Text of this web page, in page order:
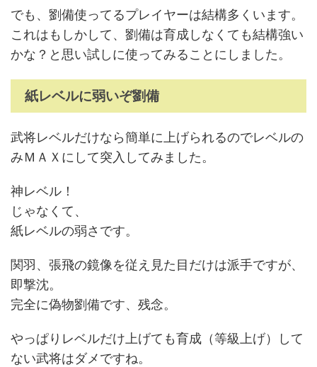
でも、劉備使ってるプレイヤーは結構多くいます。
これはもしかして、劉備は育成しなくても結構強い
かな？と思い試しに使ってみることにしました。
紙レベルに弱いぞ劉備
武将レベルだけなら簡単に上げられるのでレベルの
みＭＡＸにして突入してみました。
神レベル！
じゃなくて、
紙レベルの弱さです。
関羽、張飛の鏡像を従え見た目だけは派手ですが、
即撃沈。
完全に偽物劉備です、残念。
やっぱりレベルだけ上げても育成（等級上げ）して
ない武将はダメですね。